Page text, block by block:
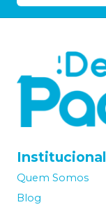
Institucional
Quem Somos
Blog